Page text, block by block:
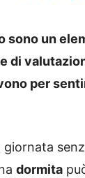
sono un
di
per
dormita